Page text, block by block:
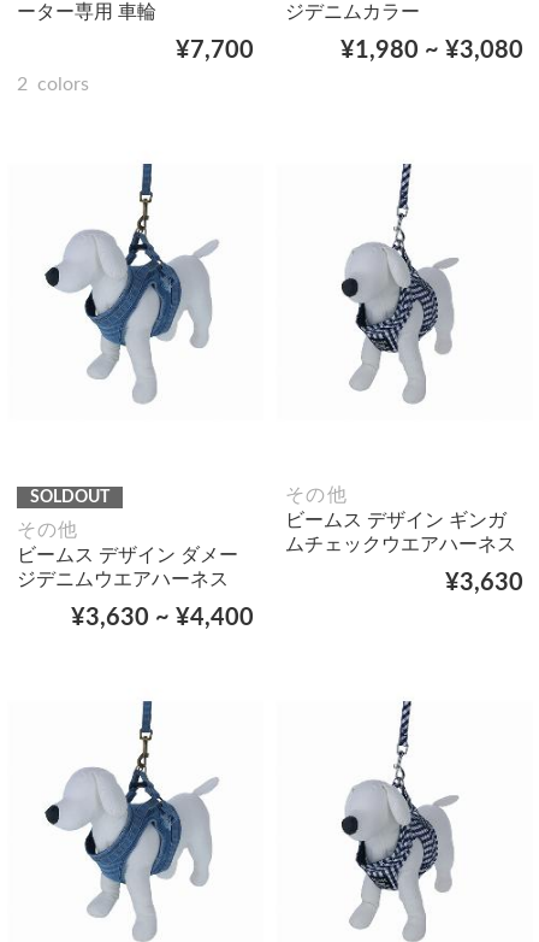
ーター専用 車輪
¥7,700
2 colors
ジデニムカラー
¥1,980 ~ ¥3,080
SOLDOUT
その他
ビームス デザイン ダメー
ジデニムウエアハーネス
¥3,630 ~ ¥4,400
その他
ビームス デザイン ギンガ
ムチェックウエアハーネス
¥3,630